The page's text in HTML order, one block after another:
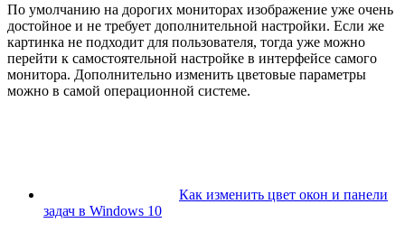
По умолчанию на дорогих мониторах изображение уже очень
достойное и не требует дополнительной настройки. Если же
картинка не подходит для пользователя, тогда уже можно
перейти к самостоятельной настройке в интерфейсе самого
монитора. Дополнительно изменить цветовые параметры
можно в самой операционной системе.
Как изменить цвет окон и панели
задач в Windows 10